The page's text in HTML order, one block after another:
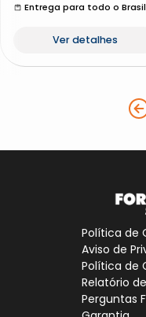
Entrega para todo o Brasil
Ver detalhes
Política de
Aviso de
Política de
Relatório
Perguntas